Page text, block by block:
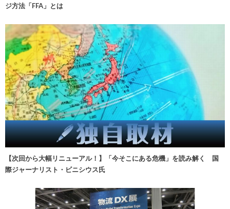
ジ方法「FFA」とは
【次回から大幅リニューアル！】「今そこにある危機」を読み解く 国
際ジャーナリスト・ビニシウス氏